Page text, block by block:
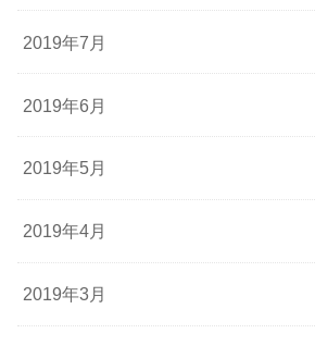
2019年7月
2019年6月
2019年5月
2019年4月
2019年3月